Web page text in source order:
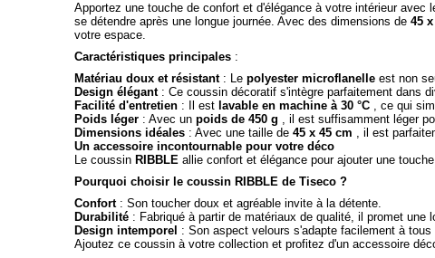
Apportez une touche de confort et d'élégance à votre intérieur avec
se détendre après une longue journée. Avec des dimensions de 45
votre espace.
Caractéristiques principales :
Matériau doux et résistant: Le polyester microflanelle est non
Design élégant: Ce coussin décoratif s'intègre parfaitement dans
Facilité d'entretien : Il est lavable en machine à 30 °C , ce qui
Poids léger : Avec un poids de 450 g , il est suffisamment léger
Dimensions idéales : Avec une taille de 45 x 45 cm , il est
Un accessoire incontournable pour votre déco
Le coussin RIBBLE allie confort et élégance pour ajouter une
Pourquoi choisir le coussin RIBBLE de Tiseco ?
Confort: Son toucher doux et agréable invite à la détente.
Durabilité : Fabriqué à partir de matériaux de qualité, il promet une
Design intemporel : Son aspect velours s'adapte facilement à
Ajoutez ce coussin à votre collection et profitez d'un accessoire